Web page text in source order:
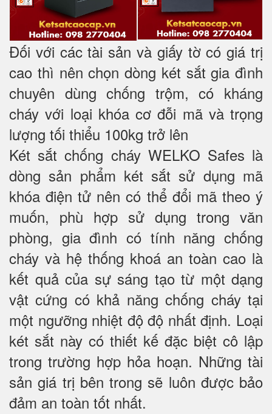
Đối với các tài sản và giấy tờ có giá trị
cao thì nên chọn dòng két sắt gia đình
chuyên dùng chống trộm, có kháng
cháy với loại khóa cơ đỗi mã và trọng
lượng tối thiểu 100kg trở lên
Két sắt chống cháy WELKO Safes là
dòng sản phẩm két sắt sử dụng mã
khóa điện tử nên có thể đổi mã theo ý
muốn, phù hợp sử dụng trong văn
phòng, gia đình có tính năng chống
cháy và hệ thống khoá an toàn cao là
kết quả của sự sáng tạo từ một dạng
vật cứng có khả năng chống cháy tại
một ngưỡng nhiệt độ độ nhất định. Loại
két sắt này có thiết kế đặc biệt cô lập
trong trường hợp hỏa hoạn. Những tài
sản giá trị bên trong sẽ luôn được bảo
đảm an toàn tốt nhất.